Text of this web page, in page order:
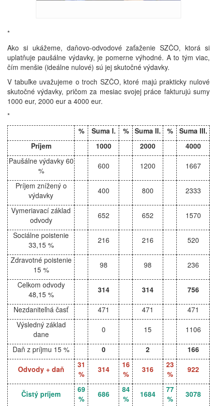
*
Ako si ukážeme, daňovo-odvodové zaťaženie SZČO, ktorá si
uplatňuje paušálne výdavky, je pomerne výhodné. A to tým viac,
čím menšie (ideálne nulové) sú jej skutočné výdavky.
V tabuľke uvažujeme o troch SZČO, ktoré majú prakticky nulové
skutočné výdavky, pričom za mesiac svojej práce fakturujú sumy
1000 eur, 2000 eur a 4000 eur.
*
%
Suma I. % Suma II. %
Suma III.
Príjem
1000 2000
4000
Paušálne výdavky 60
%
600 1200 1667
Príjem znížený o
výdavky
400 800 2333
Vymeriavací základ
odvody
652 652 1570
Sociálne poistenie
33,15 %
216 216 520
Zdravotné poistenie
15 %
98 98 236
Celkom odvody
48,15 %
314 314 756
Nezdaniteľná časť 471 471
471
Výsledný základ
dane
0 15 1106
Daň z príjmu 15 % 0 2 166
Odvody + daň
31
%
314
16
%
316
23
%
922
Čistý príjem
69
%
686
84
%
1684
77
%
3078